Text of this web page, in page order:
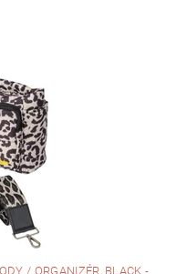
/ ORGANIZÉR, BLACK -